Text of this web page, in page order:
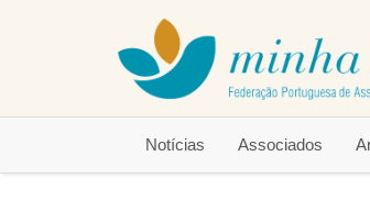
Notícias Associados